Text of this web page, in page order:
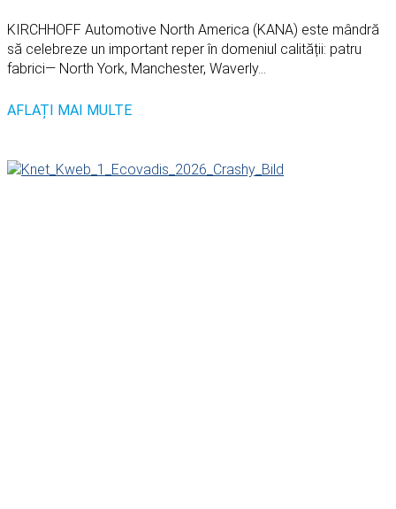
KIRCHHOFF Automotive North America (KANA) este mândră
să celebreze un important reper în domeniul calității: patru
fabrici— North York, Manchester, Waverly...
AFLAȚI MAI MULTE